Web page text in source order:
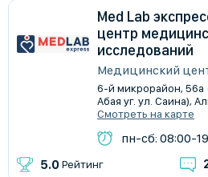
Med Lab
центр
исследований
Медицинский
​6-й микрорайон, 56а
Абая уг. ул. Саина),
Смотреть на карте
пн-сб: 08:00-
5.0 Рейтинг